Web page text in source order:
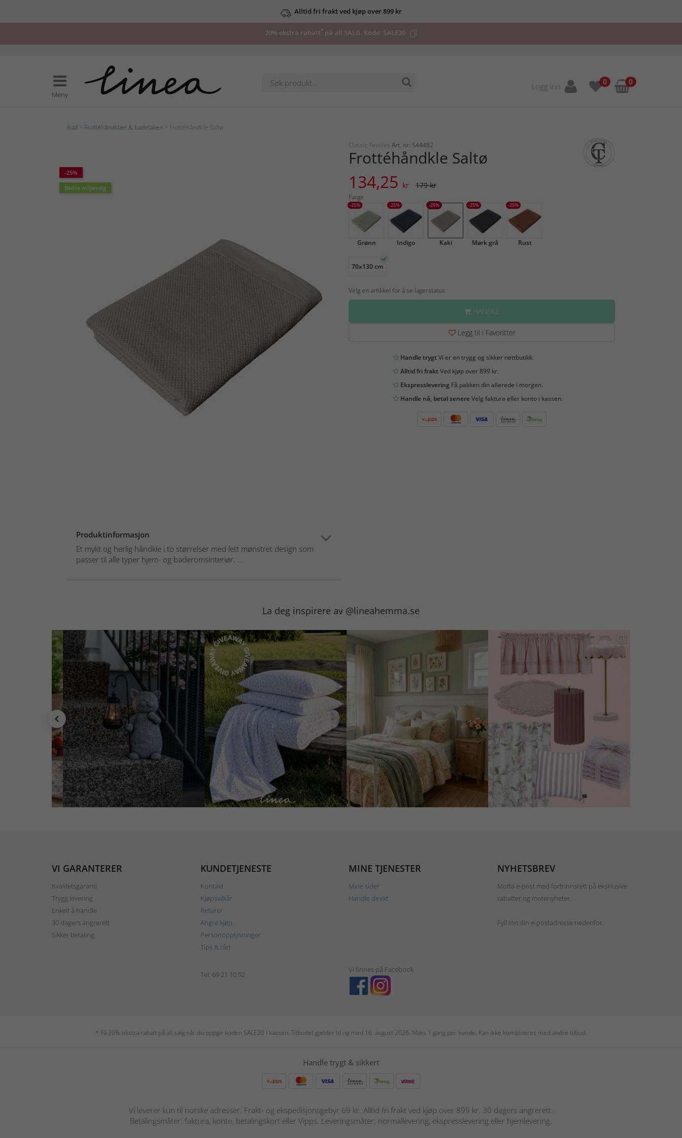
Alltid fri frakt ved kjøp over 899 kr
20% ekstra rabatt* på all SALG. Kode: SALE20
Meny
Logg inn 0 0
Bad Frottéhåndklær & badelaken > Frottéhåndkle Saltø
-25%
Bedre miljøvalg
Produktinformasjon
Et mykt og herlig håndkle i to størrelser med lett mønstret design som
passer til alle typer hjem- og baderomsinteriør. ...
Classic Textiles Art. nr: 544482
Frottéhåndkle Saltø
134,25 kr 179 kr
Farge
-25%
Grønn
-25%
Indigo
-25%
Kaki
-25%
Mørk grå
-25%
Rust
70x130 cm
Velg en artikkel for å se lagerstatus.
HANDLE
Legg til i Favoritter
Handle trygtVi er en trygg og sikker nettbutikk.
Alltid fri fraktVed kjøp over 899 kr.
EkspressleveringFå pakken din allerede i morgen.
Handle nå, betal senereVelg faktura eller konto i kassen.
La deg inspirere av @lineahemma.se
VI GARANTERER
Kvalitetsgaranti
Trygg levering
Enkelt å handle
30 dagers angrerett
Sikker betaling
KUNDETJENESTE
Kontakt
Kjøpsvilkår
Returer
Angre kjøp
Personopplysninger
Tips & råd
MINE TJENESTER
Mine sider
Handle direkt
NYHETSBREV
Motta e-post med fortrinnsrett på eksklusive
rabatter og motenyheter.
Fyll inn din e-postadresse nedenfor.
Tel: 69 21 10 92
Vi finnes på Facebook
* Få 20% ekstra rabatt på all salg når du oppgir koden SALE20 i kassen. Tilbudet gjelder til og med 16. august 2026. Maks 1 gang per kunde. Kan ikke kombineres med andre tilbud.
Handle trygt & sikkert
Vi leverer kun til norske adresser. Frakt- og ekspedisjonsgebyr 69 kr. Alltid fri frakt ved kjøp over 899 kr. 30 dagers angrerett.
Betalingsmåter: faktura, konto, betalingskort eller Vipps. Leveringsmåter: normallevering, ekspresslevering eller hjemlevering.